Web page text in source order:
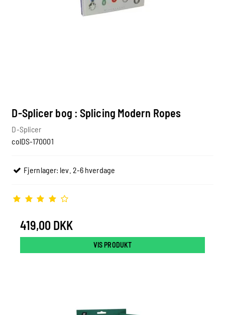
D-Splicer bog : Splicing Modern Ropes
D-Splicer
colDS-170001
Fjernlager: lev. 2-6 hverdage
419,00 DKK
VIS PRODUKT